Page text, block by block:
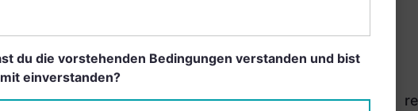
Einfach und kostenlos
registrieren, um dieses Feature
du die vorstehenden Bedingungen verstanden und bist
einverstanden?